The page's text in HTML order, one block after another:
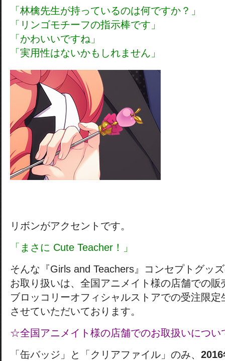
「林檎先生が持っているのは何ですか？」
「リンゴモチーフの指示棒です」
「かわいいですね」
「実用性はないかもしれません」
リボンがアクセントです。
「まさに Cute Teacher！」
そんな『Girls and Teachers』コンセプトグッ
お取り扱いは、全国アニメイト様の店舗での販
ブロッコリーオフィシャルストアでの受注限定
させていただいております。
☆全国アニメイト様の店舗でのお取扱いにつ
「缶バッジ」と「クリアファイル」のみ、